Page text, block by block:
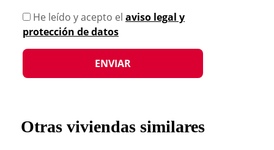
He leído y acepto el aviso legal y
protección de datos
Otras viviendas similares